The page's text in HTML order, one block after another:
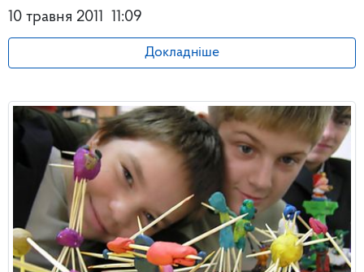
10 травня 2011
11:09
Докладніше